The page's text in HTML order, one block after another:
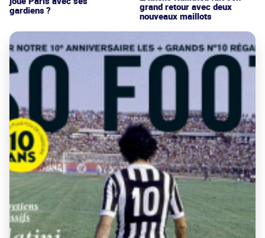
gardiens ?
grand retour avec deux
nouveaux maillots